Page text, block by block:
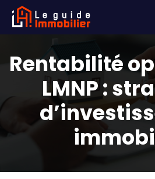
Rentabilité
LMNP :